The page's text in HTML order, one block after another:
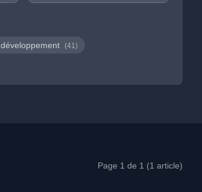
développement (41)
Page 1 de 1 (1 article)